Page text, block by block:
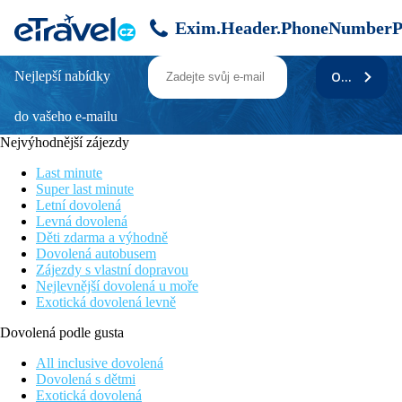
LUX Belle Mare
Přímo u krásné písečné pláže
Bohaté animační a večerní programy
Rodinný bazén o velikosti 2000m2
Vhodné pro rodiny s dětmi
Poloha
Luxusní resort situovaný na východním pobřeží Mauricia, v
klidné vesnici Belle Mare, přibližně 45km od mezinárodního
letiště.
Vybavení
Vstupní hala s recepcí, bazén o velikosti 2 000m2, moderní
fitness centrum, SPA, dětský klub, teen klub, celkem 6 restaurací
( Mondo, Amari, Duck Laundry, Beach Rouge, Royce Street,
ICI ) , 5 barů ( Lounge bar, bar u bazénu, kavárna, rumový bar,
Nejlepší nabídky
do vašeho e-mailu
ODEBÍRAT
Nejvýhodnější zájezdy
Last minute
Super last minute
Letní dovolená
Levná dovolená
Děti zdarma a výhodně
Dovolená autobusem
Zájezdy s vlastní dopravou
Nejlevnější dovolená u moře
Exotická dovolená levně
Dovolená podle gusta
All inclusive dovolená
Dovolená s dětmi
Exotická dovolená